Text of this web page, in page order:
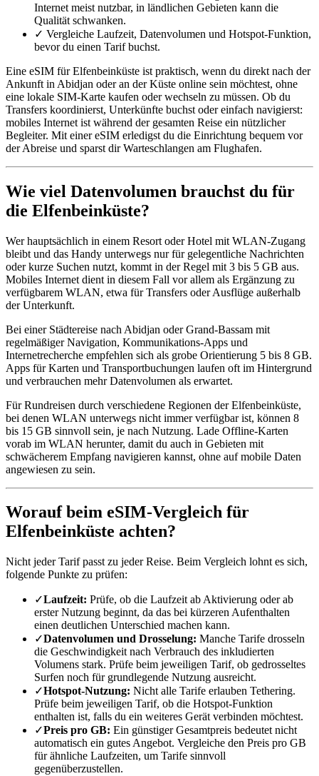
Internet meist nutzbar, in ländlichen Gebieten kann die
Qualität schwanken.
✓ Vergleiche Laufzeit, Datenvolumen und Hotspot-Funktion,
bevor du einen Tarif buchst.
Eine eSIM für Elfenbeinküste ist praktisch, wenn du direkt nach der
Ankunft in Abidjan oder an der Küste online sein möchtest, ohne
eine lokale SIM-Karte kaufen oder wechseln zu müssen. Ob du
Transfers koordinierst, Unterkünfte buchst oder einfach navigierst:
mobiles Internet ist während der gesamten Reise ein nützlicher
Begleiter. Mit einer eSIM erledigst du die Einrichtung bequem vor
der Abreise und sparst dir Warteschlangen am Flughafen.
Wie viel Datenvolumen brauchst du für
die Elfenbeinküste?
Wer hauptsächlich in einem Resort oder Hotel mit WLAN-Zugang
bleibt und das Handy unterwegs nur für gelegentliche Nachrichten
oder kurze Suchen nutzt, kommt in der Regel mit 3 bis 5 GB aus.
Mobiles Internet dient in diesem Fall vor allem als Ergänzung zu
verfügbarem WLAN, etwa für Transfers oder Ausflüge außerhalb
der Unterkunft.
Bei einer Städtereise nach Abidjan oder Grand-Bassam mit
regelmäßiger Navigation, Kommunikations-Apps und
Internetrecherche empfehlen sich als grobe Orientierung 5 bis 8 GB.
Apps für Karten und Transportbuchungen laufen oft im Hintergrund
und verbrauchen mehr Datenvolumen als erwartet.
Für Rundreisen durch verschiedene Regionen der Elfenbeinküste,
bei denen WLAN unterwegs nicht immer verfügbar ist, können 8
bis 15 GB sinnvoll sein, je nach Nutzung. Lade Offline-Karten
vorab im WLAN herunter, damit du auch in Gebieten mit
schwächerem Empfang navigieren kannst, ohne auf mobile Daten
angewiesen zu sein.
Worauf beim eSIM-Vergleich für
Elfenbeinküste achten?
Nicht jeder Tarif passt zu jeder Reise. Beim Vergleich lohnt es sich,
folgende Punkte zu prüfen:
✓Laufzeit: Prüfe, ob die Laufzeit ab Aktivierung oder ab
erster Nutzung beginnt, da das bei kürzeren Aufenthalten
einen deutlichen Unterschied machen kann.
✓Datenvolumen und Drosselung: Manche Tarife drosseln
die Geschwindigkeit nach Verbrauch des inkludierten
Volumens stark. Prüfe beim jeweiligen Tarif, ob gedrosseltes
Surfen noch für grundlegende Nutzung ausreicht.
✓Hotspot-Nutzung: Nicht alle Tarife erlauben Tethering.
Prüfe beim jeweiligen Tarif, ob die Hotspot-Funktion
enthalten ist, falls du ein weiteres Gerät verbinden möchtest.
✓Preis pro GB: Ein günstiger Gesamtpreis bedeutet nicht
automatisch ein gutes Angebot. Vergleiche den Preis pro GB
für ähnliche Laufzeiten, um Tarife sinnvoll
gegenüberzustellen.